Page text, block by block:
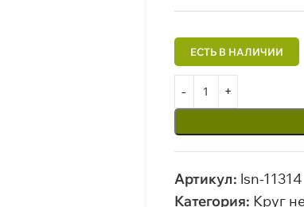
Артикул: lsn-11314
Категория: Круг